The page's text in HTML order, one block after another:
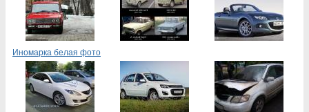
Иномарка белая фото